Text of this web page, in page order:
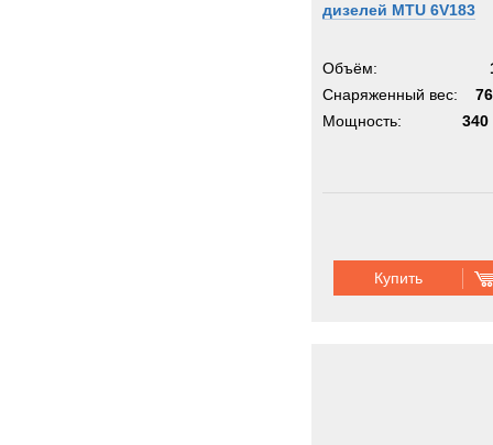
дизелей MTU 6V183
Объём:
Снаряженный вес:
Мощность:
340
Купить